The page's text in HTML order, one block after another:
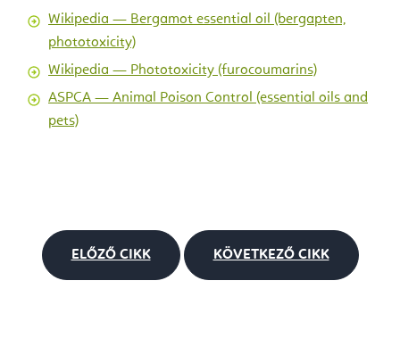
Wikipedia — Bergamot essential oil (bergapten,
phototoxicity)
Wikipedia — Phototoxicity (furocoumarins)
ASPCA — Animal Poison Control (essential oils and
pets)
ELŐZŐ CIKK KÖVETKEZŐ CIKK